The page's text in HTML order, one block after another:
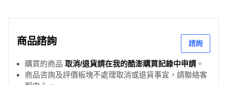
商品諮詢 諮詢
購買的商品 取消/退貨請在我的酷澎購買記錄中申請 。
商品咨詢及評價板塊不處理取消或退貨事宜，請聯絡客